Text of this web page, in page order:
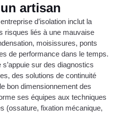
artisan
d’isolation inclut la
risques liés à une mauvaise
moisissures, ponts
de performance dans le temps.
s’appuie sur des diagnostics
des solutions de continuité
bon dimensionnement des
ses équipes aux techniques
(ossature, fixation mécanique,